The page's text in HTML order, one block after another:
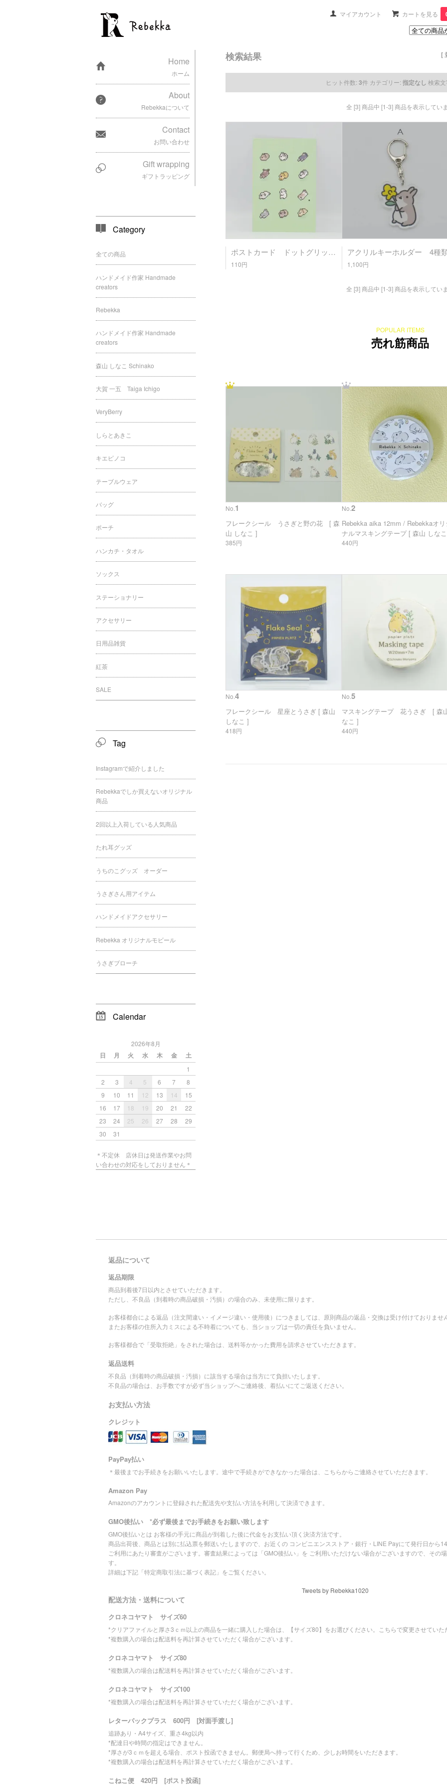
マイアカウント カートを見る
[
検索結果
ヒット件数: 3件 カテゴリー: 指定なし 検索
全 [3] 商品中 [1-3] 商品を表示してい
ポストカード ドットグリッド [ FLUFFLOP ]
110円 1,100円
全 [3] 商品中 [1-3] 商品を表示してい
POPULAR ITEMS
売れ筋商品
No. 1
フレークシール うさぎと野の花 [ 森
山 しなこ ]
385円
No. 2
Rebekka aika 12mm / Rebekkaオ
ナルマスキングテープ [ 森山 しな
440円
No. 4
フレークシール 星座とうさぎ [ 森山
しなこ ]
418円
No. 5
マスキングテープ 花うさぎ [ 森
なこ ]
440円
Home
ホーム
About
Rebekkaについて
Contact
お問い合わせ
Gift wrapping
ギフトラッピング
Category
全ての商品
ハンドメイド作家 Handmade
creators
Rebekka
ハンドメイド作家 Handmade
creators
森山 しなこ Schinako
大賀 一五 Taiga Ichigo
VeryBerry
しらとあきこ
キエピノコ
テーブルウェア
バッグ
ポーチ
ハンカチ・タオル
ソックス
ステーショナリー
アクセサリー
日用品雑貨
紅茶
SALE
Tag
Instagramで紹介しました
Rebekkaでしか買えないオリジナル
商品
2回以上入荷している人気商品
たれ耳グッズ
うちのこグッズ オーダー
うさぎさん用アイテム
ハンドメイドアクセサリー
Rebekka オリジナルモビール
うさぎブローチ
Calendar
2026年8月
日 月 火 水 木 金 土
1
2
3 4 5 6 7
8
9
10 11 12 13 14
15
16
17 18 19 20 21
22
23
24 25 26 27 28
29
30
31
＊不定休 店休日は発送作業やお問
い合わせの対応をしておりません＊
返品について
返品期限
商品到着後7日以内とさせていただきます。
ただし、不良品（到着時の商品破損・汚損）の場合のみ、未使用に限ります。
お客様都合による返品（注文間違い・イメージ違い・使用後）につきましては、原則商品の返品・交換は受け付けておりませ
またお客様の住所入力ミスによる不時着についても、当ショップは一切の責任を負いません。
お客様都合で「受取拒絶」をされた場合は、送料等かかった費用を請求させていただきます。
返品送料
不良品（到着時の商品破損・汚損）に該当する場合は当方にて負担いたします。
不良品の場合は、お手数ですが必ず当ショップへご連絡後、着払いにてご返送ください。
お支払い方法
クレジット
PayPay払い
＊最後までお手続きをお願いいたします。途中で手続きができなかった場合は、こちらからご連絡させていただきます。
Amazon Pay
Amazonのアカウントに登録された配送先や支払い方法を利用して決済できます。
GMO後払い *必ず最後までお手続きをお願い致します
GMO後払いとは お客様の手元に商品が到着した後に代金をお支払い頂く決済方法です。
商品出荷後、商品とは別に払込票を郵送いたしますので、お近くの コンビニエンスストア・銀行・LINE Payにて発行日から
ご利用にあたり審査がございます。審査結果によっては「GMO後払い」を ご利用いただけない場合がございますので、その
す。
詳細は下記「特定商取引法に基づく表記」をご覧ください。
Tweets by Rebekka1020
配送方法・送料について
クロネコヤマト サイズ60
*クリアファイルと厚さ3ｃｍ以上の商品を一緒に購入した場合は、【サイズ80】をお選びください。こちらで変更させてい
*複数購入の場合は配送料を再計算させていただく場合がございます。
クロネコヤマト サイズ80
*複数購入の場合は配送料を再計算させていただく場合がございます。
クロネコヤマト サイズ100
*複数購入の場合は配送料を再計算させていただく場合がございます。
レターパックプラス 600円 [対面手渡し]
追跡あり・A4サイズ、重さ4kg以内
*配達日や時間の指定はできません。
*厚さが3ｃｍを超える場合、ポスト投函できません。郵便局へ持って行くため、少しお時間をいただきます。
*複数購入の場合は配送料を再計算させていただく場合がございます。
こねこ便 420円 [ポスト投函]